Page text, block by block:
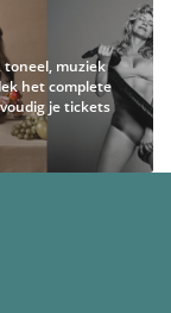
toneel, muziek
het complete
je tickets